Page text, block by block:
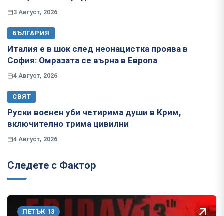
3 Август, 2026
БЪЛГАРИЯ
Италия е в шок след неонацистка проява в
София: Омразата се върна в Европа
4 Август, 2026
СВЯТ
Руски военен уби четирима души в Крим,
включително трима цивилни
4 Август, 2026
Следете с Фактор
ПЕТЪК 13